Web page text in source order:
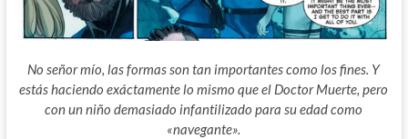
No señor mío, las formas son tan importantes como los fines. Y
estás haciendo exáctamente lo mismo que el Doctor Muerte, pero
con un niño demasiado infantilizado para su edad como
«navegante».